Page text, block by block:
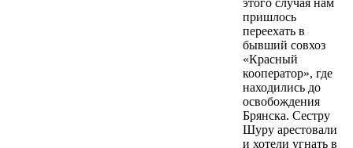
пришлось
переехать в
бывший совхоз
«Красный
кооператор», где
находились до
освобождения
Брянска. Сестру
Шуру арестовали
и хотели угнать в